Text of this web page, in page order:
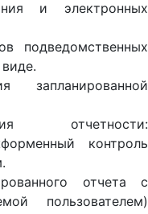
и электронных
подведомственных
запланированной
отчетности:
контроль
отчета с
пользователем)